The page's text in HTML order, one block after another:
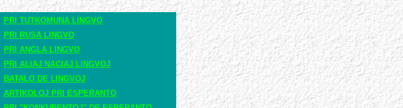
PRI TUTKOMUNA LINGVO
PRI RUSA LINGVO
PRI ANGLA LINGVO
PRI ALIAJ NACIAJ LINGVOJ
BATALO DE LINGVOJ
ARTIKOLOJ PRI ESPERANTO